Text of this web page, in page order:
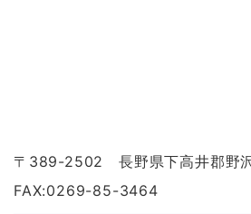
〒389-2502 長野県下高井郡野
FAX:0269-85-3464